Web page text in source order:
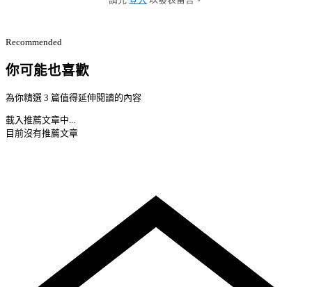
Recommended
你可能也喜歡
為你精選 3 篇值得延伸閱讀的內容
載入推薦文章中...
目前沒有推薦文章